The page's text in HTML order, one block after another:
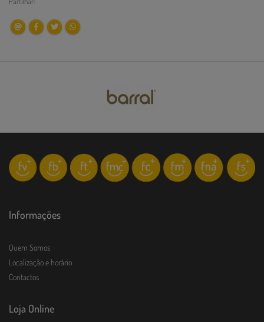
Informações
Quem Somos
Localização e horário
Contactos
Loja Online